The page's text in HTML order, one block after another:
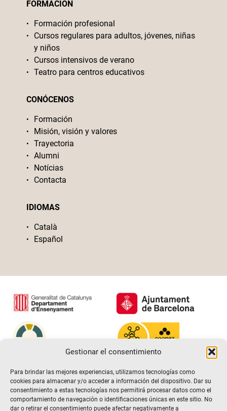
Gestionar el consentimiento
Para brindar las mejores experiencias, utilizamos tecnologías como
cookies para almacenar y/o acceder a información del dispositivo. Dar su
consentimiento a estas tecnologías nos permitirá procesar datos como el
comportamiento de navegación o identificaciones únicas en este sitio. No
dar o retirar el consentimiento puede afectar negativamente a
FORMACIÓN
Formación profesional
Cursos regulares para adultos, jóvenes, niñas
y niños
Cursos intensivos de verano
Teatro para centros educativos
CONÓCENOS
Formación
Misión, visión y valores
Trayectoria
Alumni
Notícias
Contacta
IDIOMAS
Català
Español